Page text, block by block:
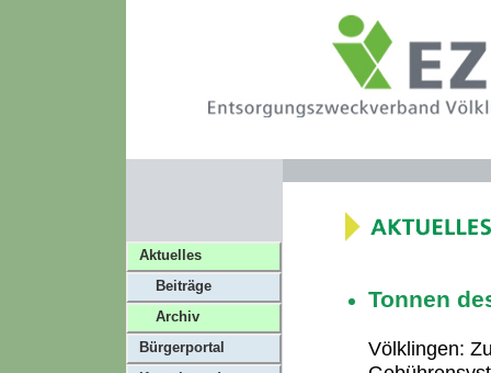
Aktuelles
Beiträge
Archiv
Bürgerportal
Tonnen
Völklingen: